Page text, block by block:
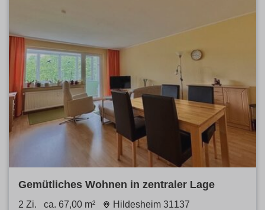
Gemütliches Wohnen in zentraler Lage
2 Zi. ca. 67,00 m² Hildesheim 31137